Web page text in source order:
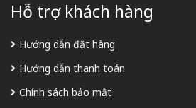
Hỗ trợ khách hàng
Hướng dẫn đặt hàng
Hướng dẫn thanh toán
Chính sách bảo mật